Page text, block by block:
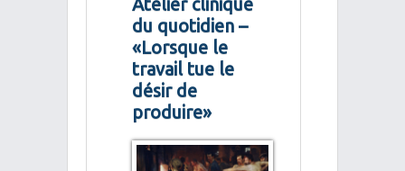
du quotidien –
«Lorsque le
travail tue le
désir de
produire»